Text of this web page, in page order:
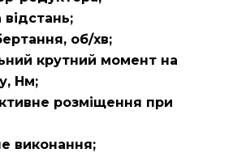
об/хв;
крутний момент на
Нм;
розміщення при
виконання;